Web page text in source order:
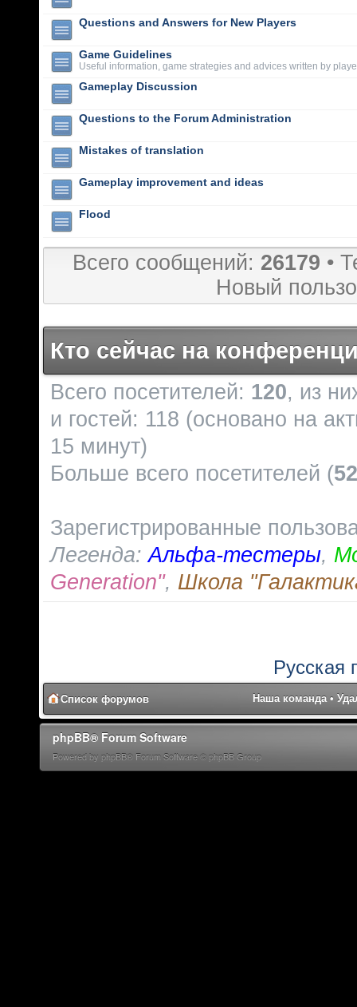
Questions and Answers for New Players
Game Guidelines
Useful information, game strategies and advices written by
Gameplay Discussion
Questions to the Forum Administration
Mistakes of translation
Gameplay improvement and ideas
Flood
Всего сообщений: 26179 •
Новый
Кто сейчас на
Всего посетителей: 120, из
и гостей: 118 (основано на
15 минут)
Больше всего посетителей (
Зарегистрированные
Легенда:Альфа-тестеры,
Generation", Школа
Русская
Список форумов Наша команда•
phpBB® Forum Software
Powered by phpBB® Forum Software © phpBB Group